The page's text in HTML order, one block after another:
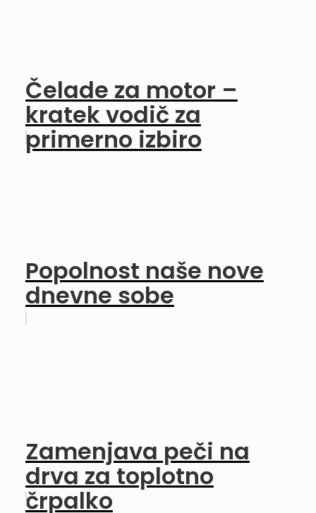
Čelade za motor –
kratek vodič za
primerno izbiro
Popolnost naše nove
dnevne sobe
Zamenjava peči na
drva za toplotno
črpalko